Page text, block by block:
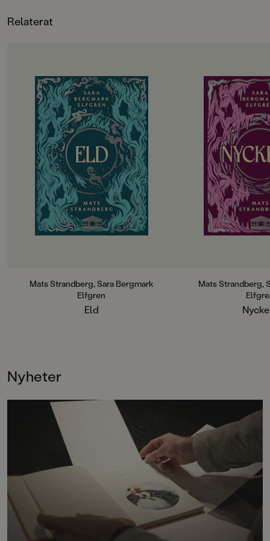
Relaterat
OM BOKEN
De utvalda ska börja andra året på
gymnasiet. Hela sommarlovet har
de hållit andan i väntan på
demonernas nästa drag. Men hotet
kommer från ett håll de aldrig
kunnat förutse. Det blir alltmer
uppenbart att något är väldigt,
väldigt fel i Engelsfors. Det
förflutna vävs ihop med nuet. De
levande möter de döda. De utvalda
knyts allt tätare till varandra och
påminns återigen om att magi inte
kan lindra olycklig kärlek eller laga
sedan starten och hittar ständigt
nya fans. Sammanlagt har böckerna
sålt i en miljon exemplar världen
Mats Strandberg, Sara Bergmark
Elfgren
Eld
OM BOKEN
Det har gått drygt
tragedin i
gympasal. De
att återhämta sig
vänds upp och ner
besvaras.
Lojaliteter prövas.
att rinna ut och till
utvalda bara vara
Allt kommer att
Mats Strandberg,
Nyheter